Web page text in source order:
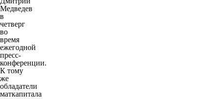
Медведев
в
четверг
во
время
ежегодной
пресс-
конференции.
К тому
же
обладатели
маткапитала